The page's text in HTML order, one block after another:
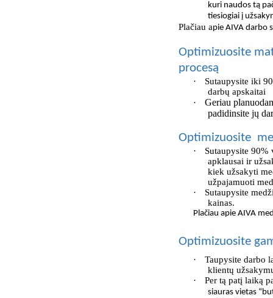
kuri naudos tą
tiesiogiai į
Plačiau apie AIVA darbo
Optimizuosite
procesą
·
Sutaupysite iki
darbų apskaitai
·
Geriau
padidinsite jų
Optimizuosite
·
Sutaupysite
apklausai ir
kiek užsakyti
užpajamuoti
·
Sutaupysite
kainas.
Plačiau apie AIVA
Optimizuosite
·
Taupysite darbo
klientų
·
Per tą patį laiką
siauras vietas